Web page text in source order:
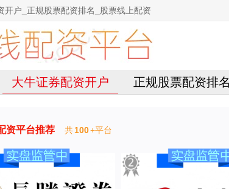
开户_正规股票配资排名_股票线上配资
大牛证券配资开户 正规股票配资排名
资平台推荐 共100+平台